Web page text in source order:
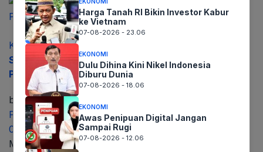
KARAWANG
Sosialisasi Prokes dan Vaksinasi, Dinkes Gandeng
Pramuka Bagikan 1000 Masker
by
Dede Suryana
Februari 18, 2022
0
Mediaseruni.co.id – Dinas Kesehatan (Dinkes)
Harga Tanah RI Bikin Investor Kabur
ke Vietnam
07-08-2026 - 23.06
EKONOMI
Dulu Dihina Kini Nikel Indonesia
Diburu Dunia
07-08-2026 - 18.06
EKONOMI
Awas Penipuan Digital Jangan
Sampai Rugi
07-08-2026 - 12.06